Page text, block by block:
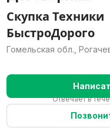
Скупка Техники
БыстроДорого
Гомельская обл.,
Отвечает в